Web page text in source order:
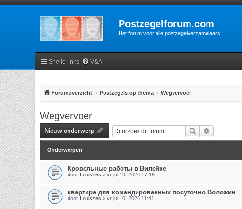
Postzegelforum.com
Het forum voor alle postzegelverzamelaars!
Snelle links V&A
Forumoverzicht Postzegels op thema Wegvervoer
Wegvervoer
Nieuw onderwerp Zoek
Onderwerpen
Кровельные работы в Вилейке
door Louiszes » vr jul 10, 2026 17:19
квартира для командированных посуточно Воложин
door Louiszes » vr jul 10, 2026 11:41